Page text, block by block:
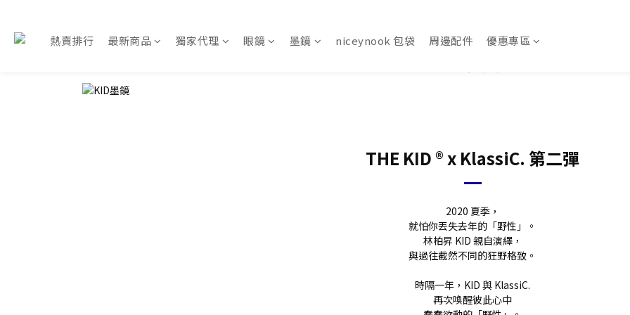
熱賣排行 最新商品 獨家代理 眼鏡 墨鏡 niceynook 包袋 周邊配件 優惠專區
THE KID®x KlassiC. 第二彈
2020 夏季，
就怕你丟失去年的「野性」。
林柏昇 KID 親自演繹，
與過往截然不同的狂野格致。
時隔一年，KID 與 KlassiC.
再次喚醒彼此心中